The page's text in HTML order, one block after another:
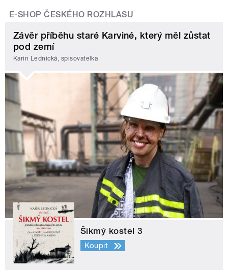
E-SHOP ČESKÉHO ROZHLASU
Závěr příběhu staré Karviné, který měl zůstat
pod zemí
Karin Lednická, spisovatelka
Šikmý kostel 3
Koupit